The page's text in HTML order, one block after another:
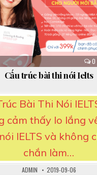
0
Cấu trúc bài thi nói Ielts
Bài Thi Nói
cảm thấy lo lắng
IELTS và không
chắn làm…
ADMIN 2019-09-06